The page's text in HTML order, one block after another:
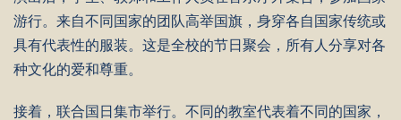
游行。来自不同国家的团队高举国旗，身穿各自国家传统或
具有代表性的服装。这是全校的节日聚会，所有人分享对各
种文化的爱和尊重。
接着，联合国日集市举行。不同的教室代表着不同的国家，